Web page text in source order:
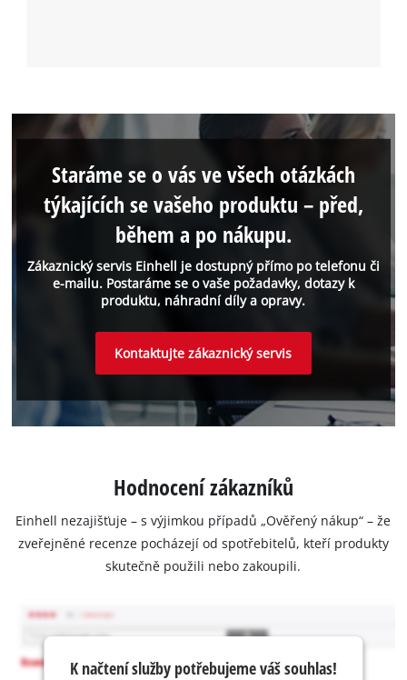
Zákaznický servis Einhell je dostupný přímo po telefonu či
e-mailu. Postaráme se o vaše požadavky, dotazy k
produktu, náhradní díly a opravy.
Staráme se o vás ve všech otázkách
týkajících se vašeho produktu – před,
během a po nákupu.
Kontaktujte zákaznický servis
Hodnocení zákazníků
Einhell nezajišťuje – s výjimkou případů „Ověřený nákup“ – že
zveřejněné recenze pocházejí od spotřebitelů, kteří produkty
skutečně použili nebo zakoupili.
K načtení služby potřebujeme váš souhlas!